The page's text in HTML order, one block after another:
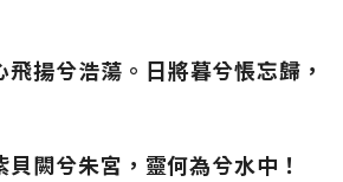
揚兮浩蕩。日將暮兮悵忘歸，
闕兮朱宮，靈何為兮水中！